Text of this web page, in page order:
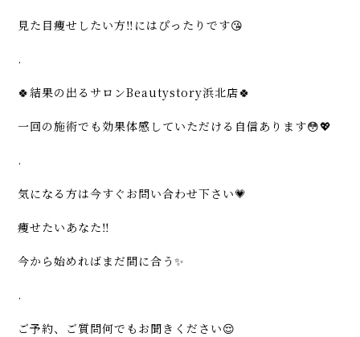
見た目痩せしたい方‼️にはぴったりです😘
.
🍀結果の出るサロンBeautystory浜北店🍀
一回の施術でも効果体感していただける自信あります😳💖
.
気になる方は今すぐお問い合わせ下さい💗
痩せたいあなた‼️
今から始めればまだ間に合う✨
.
ご予約、ご質問何でもお聞きください😌